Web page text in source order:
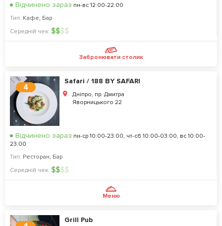
Відчинено зараз пн-вс 12:00-22:00
Тип: Кафе, Бар
Середній чек: $$$$
Забронювати столик
4
Safari / 188 BY SAFARI
Дніпро, пр. Дмитра
Яворницького 22
Відчинено зараз пн-ср 10:00-23:00, чт-сб 10:00-03:00, вс 10:00-
23:00
Тип: Ресторан, Бар
Середній чек: $$$$
Меню
Grill Pub